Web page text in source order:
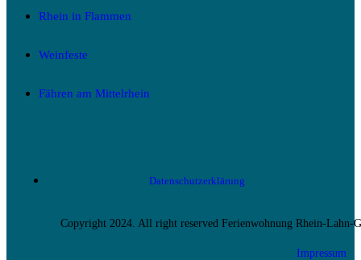
Rhein in Flammen
Weinfeste
Fähren am Mittelrhein
Datenschutzerklärung
Copyright 2024. All right reserved Ferienwohnung Rhein-Lahn-
Impressum